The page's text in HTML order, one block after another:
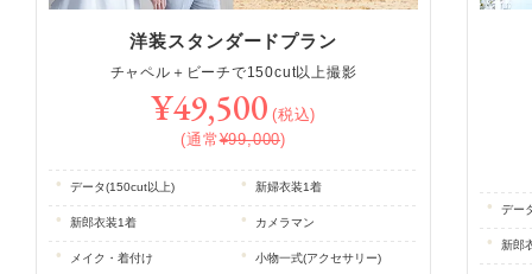
洋装スタンダードプラン
チャペル＋ビーチで150cut以上撮影
¥49,500 (税込)
(通常¥99,000)
データ(150cut以上) 新婦衣装1着
新郎衣装1着 カメラマン
メイク・着付け 小物一式(アクセサリー)
デー
新郎